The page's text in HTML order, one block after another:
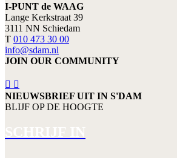
I-PUNT de WAAG
Lange Kerkstraat 39
3111 NN Schiedam
T 010 473 30 00
info@sdam.nl
JOIN OUR COMMUNITY
NIEUWSBRIEF UIT IN S'DAM
BLIJF OP DE HOOGTE
SCHRIJF IN